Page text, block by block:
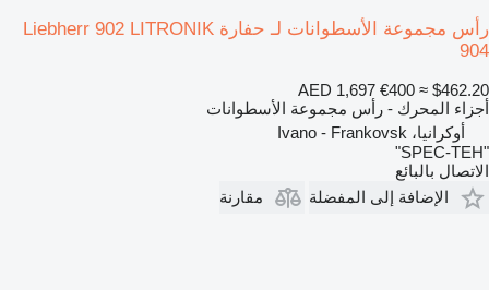
رأس مجموعة الأسطوانات لـ حفارة Liebherr 902 LITRONIK
904
AED 1,697 €400 ≈ $462.20
أجزاء المحرك - رأس مجموعة الأسطوانات
أوكرانيا، Ivano - Frankovsk
"SPEC-TEH"
الاتصال بالبائع
الإضافة إلى المفضلة
مقارنة